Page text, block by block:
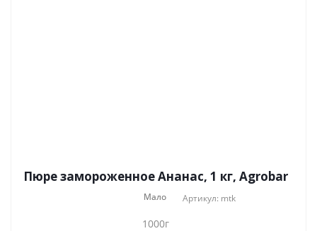
Пюре замороженное Ананас, 1 кг, Agrobar
Мало Артикул: mtk
1000г